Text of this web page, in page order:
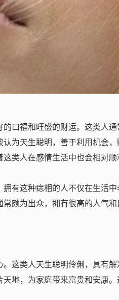
口福和旺盛的财运。这类人
为天生聪明，善于利用机会
类人在感情生活中也会相对顺
有这种痣相的人不仅在生活
颇为出众，拥有很高的人气
这类人天生聪明伶俐，具有
地，为家庭带来富贵和安康